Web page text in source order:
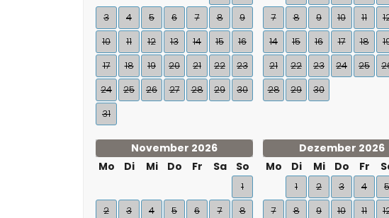
3
4 5 6 7 8
9
10
11 12 13 14 15
16
17
18 19 20 21 22
23
24
25 26 27 28 29
30
31
7
8 9 10 11
14
15 16 17 18
21
22 23 24 25
28
29 30
November 2026
Mo
Di Mi Do Fr Sa So
1
2
3 4 5 6 7
8
Dezember 2026
Mo
Di Mi Do Fr
1 2 3 4 5
7
8 9 10 11